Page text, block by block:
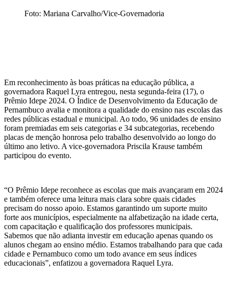
Foto: Mariana Carvalho/Vice-Governadoria
Em reconhecimento às boas práticas na educação pública, a
governadora Raquel Lyra entregou, nesta segunda-feira (17), o
Prêmio Idepe 2024. O Índice de Desenvolvimento da Educação de
Pernambuco avalia e monitora a qualidade do ensino nas escolas das
redes públicas estadual e municipal. Ao todo, 96 unidades de ensino
foram premiadas em seis categorias e 34 subcategorias, recebendo
placas de menção honrosa pelo trabalho desenvolvido ao longo do
último ano letivo. A vice-governadora Priscila Krause também
participou do evento.
“O Prêmio Idepe reconhece as escolas que mais avançaram em 2024
e também oferece uma leitura mais clara sobre quais cidades
precisam do nosso apoio. Estamos garantindo um suporte muito
forte aos municípios, especialmente na alfabetização na idade certa,
com capacitação e qualificação dos professores municipais.
Sabemos que não adianta investir em educação apenas quando os
alunos chegam ao ensino médio. Estamos trabalhando para que cada
cidade e Pernambuco como um todo avance em seus índices
educacionais”, enfatizou a governadora Raquel Lyra.